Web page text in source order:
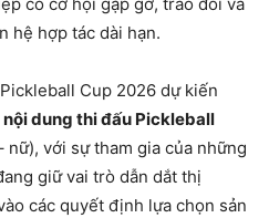
hệ hợp tác dài hạn.
Cup 2026 dự kiến
dung thi đấu Pickleball
nữ), với sự tham gia của những
giữ vai trò dẫn dắt thị
các quyết định lựa chọn sản